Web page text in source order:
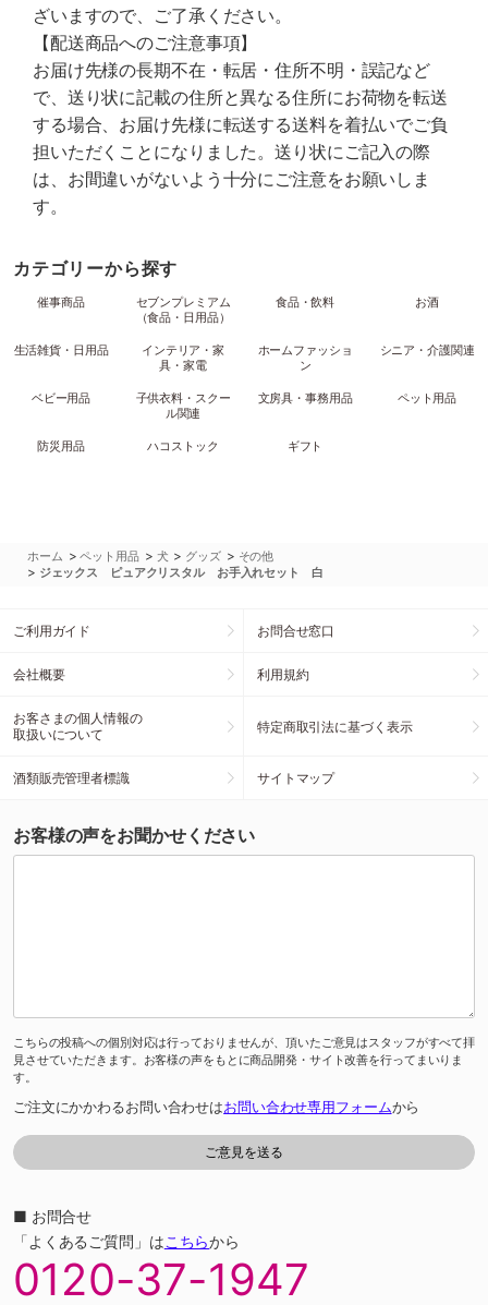
ざいますので、ご了承ください。
【配送商品へのご注意事項】
お届け先様の長期不在・転居・住所不明・誤記など
で、送り状に記載の住所と異なる住所にお荷物を転送
する場合、お届け先様に転送する送料を着払いでご負
担いただくことになりました。送り状にご記入の際
は、お間違いがないよう十分にご注意をお願いしま
す。
カテゴリーから探す
催事商品
セブンプレミアム
（食品・日用品）
食品・飲料 お酒
生活雑貨・日用品
インテリア・家
具・家電
ホームファッショ
ン
シニア・介護関連
ベビー用品
子供衣料・スクー
ル関連
文房具・事務用品 ペット用品
防災用品 ハコストック ギフト
ホーム >ペット用品 > 犬 > グッズ > その他
> ジェックス ピュアクリスタル お手入れセット 白
ご利用ガイド お問合せ窓口
会社概要 利用規約
お客さまの個人情報の
取扱いについて
特定商取引法に基づく表示
酒類販売管理者標識 サイトマップ
お客様の声をお聞かせください
こちらの投稿への個別対応は行っておりませんが、頂いたご意見はスタッフがすべて拝
見させていただきます。お客様の声をもとに商品開発・サイト改善を行ってまいりま
す。
ご注文にかかわるお問い合わせはお問い合わせ専用フォームから
■ お問合せ
「よくあるご質問」はこちらから
0120-37-1947